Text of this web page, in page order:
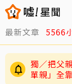
最新文章 5566
獨／把父
單親」全